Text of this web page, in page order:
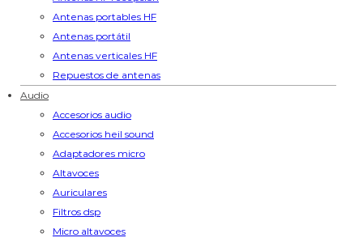
Antenas portables HF
Antenas portátil
Antenas verticales HF
Repuestos de antenas
Audio
Accesorios audio
Accesorios heil sound
Adaptadores micro
Altavoces
Auriculares
Filtros dsp
Micro altavoces